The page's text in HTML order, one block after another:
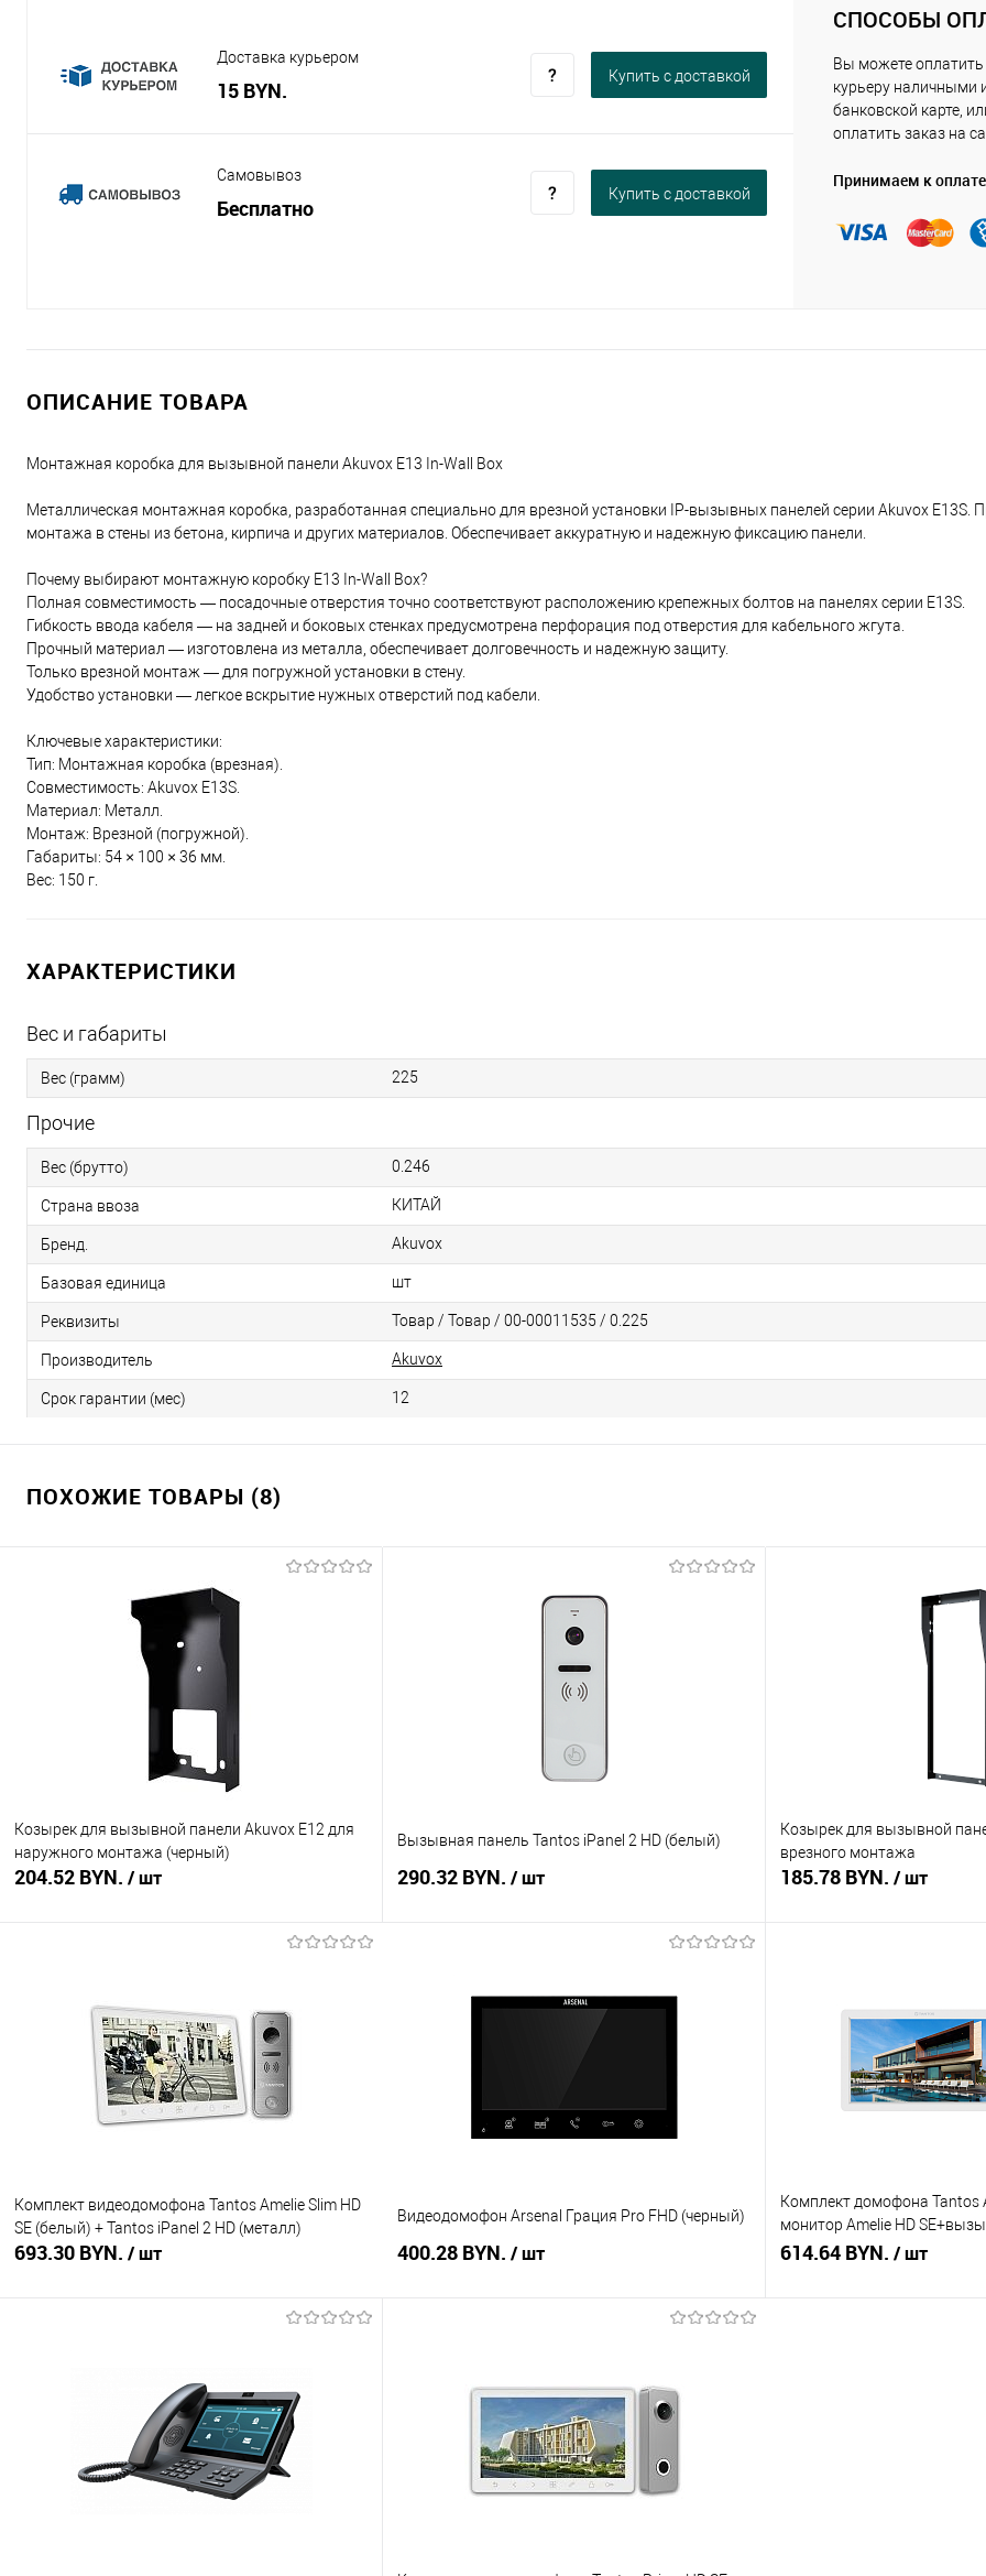
Доставка курьером
15 BYN.
Купить c доставкой
Самовывоз
Бесплатно
Купить c доставкой
СПОСОБЫ
Вы можете оплатить
курьеру наличными
банковской карте,
оплатить заказ на
Принимаем к оплате
ОПИСАНИЕ ТОВАРА
Монтажная коробка для вызывной панели Akuvox E13 In-Wall Box
Металлическая монтажная коробка, разработанная специально для врезной установки IP-вызывных панелей серии Akuvox E13S.
монтажа в стены из бетона, кирпича и других материалов. Обеспечивает аккуратную и надежную фиксацию панели.
Почему выбирают монтажную коробку E13 In-Wall Box?
Полная совместимость — посадочные отверстия точно соответствуют расположению крепежных болтов на панелях серии E13S.
Гибкость ввода кабеля — на задней и боковых стенках предусмотрена перфорация под отверстия для кабельного жгута.
Прочный материал — изготовлена из металла, обеспечивает долговечность и надежную защиту.
Только врезной монтаж — для погружной установки в стену.
Удобство установки — легкое вскрытие нужных отверстий под кабели.
Ключевые характеристики:
Тип: Монтажная коробка (врезная).
Совместимость: Akuvox E13S.
Материал: Металл.
Монтаж: Врезной (погружной).
Габариты: 54 × 100 × 36 мм.
Вес: 150 г.
ХАРАКТЕРИСТИКИ
Вес и габариты
Вес (грамм) 225
Прочие
Вес (брутто) 0.246
Страна ввоза КИТАЙ
Бренд. Akuvox
Базовая единица шт
Реквизиты Товар / Товар / 00-00011535 / 0.225
Производитель Akuvox
Срок гарантии (мес) 12
ПОХОЖИЕ ТОВАРЫ (8)
Козырек для вызывной панели Akuvox E12 для
наружного монтажа (черный)
204.52 BYN. / шт
Купить в 1 клик
Сравнение
В избранное
В наличии
Вызывная панель Tantos iPanel 2 HD (белый)
290.32 BYN. / шт
Сравнение
Козырек для вызывной
врезного монтажа
185.78 BYN. / шт
Купить в 1 клик
В избранное
Комплект видеодомофона Tantos Amelie Slim HD
SE (белый) + Tantos iPanel 2 HD (металл)
693.30 BYN. / шт
Сравнение
В наличии
Видеодомофон Arsenal Грация Pro FHD (черный)
400.28 BYN. / шт
Купить в 1 клик
Сравнение
В наличии
Комплект домофона Tantos
монитор Amelie HD
HD(белый/медь)
614.64 BYN. / шт